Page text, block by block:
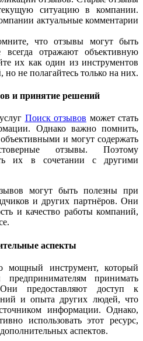
ситуацию в компании.
актуальные комментарии
что отзывы могут быть
отражают объективную
их как один из инструментов
не полагайтесь только на них.
и принятие решений
Поиск отзывов может стать
Однако важно помнить,
и могут содержать
отзывы. Поэтому
их в сочетании с другими
могут быть полезны при
и других партнёров. Они
и качество работы компаний,
аспекты
инструмент, который
предпринимателям принимать
предоставляют доступ к
и опыта других людей, что
информации. Однако,
использовать этот ресурс,
аспектов.